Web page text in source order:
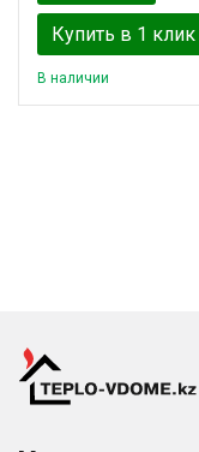
Купить в 1 клик
В наличии